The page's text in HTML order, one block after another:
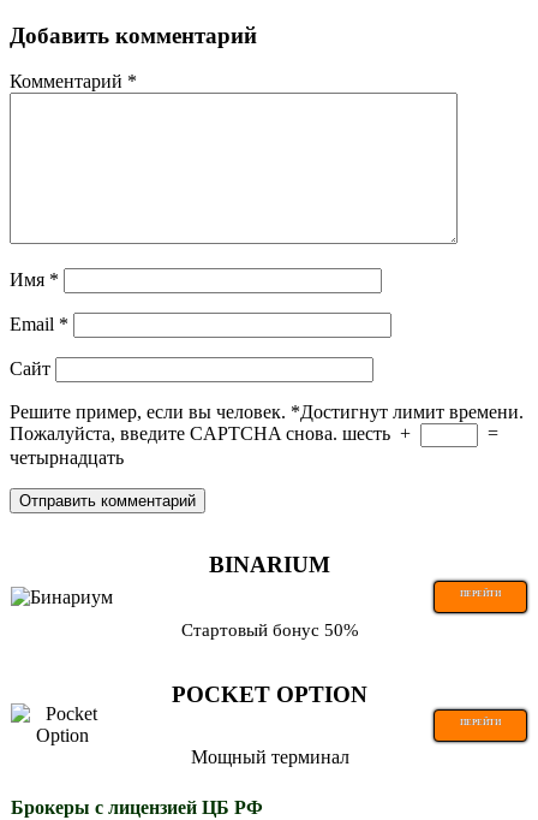
Добавить комментарий
Комментарий *
Имя *
Email *
Сайт
Решите пример, если вы человек. *Достигнут лимит времени.
Пожалуйста, введите CAPTCHA снова. шесть +
=
четырнадцать
BINARIUM
ПЕРЕЙТИ
Стартовый бонус 50%
POCKET OPTION
ПЕРЕЙТИ
Мощный терминал
Брокеры с лицензией ЦБ РФ